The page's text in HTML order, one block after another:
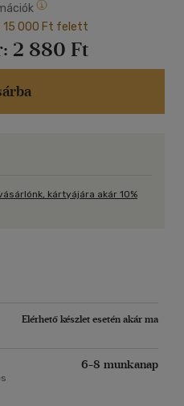
15 000 Ft felett
2 880 Ft
kártyájára akár 10%
Elérhető készlet esetén akár ma
6-8 munkanap